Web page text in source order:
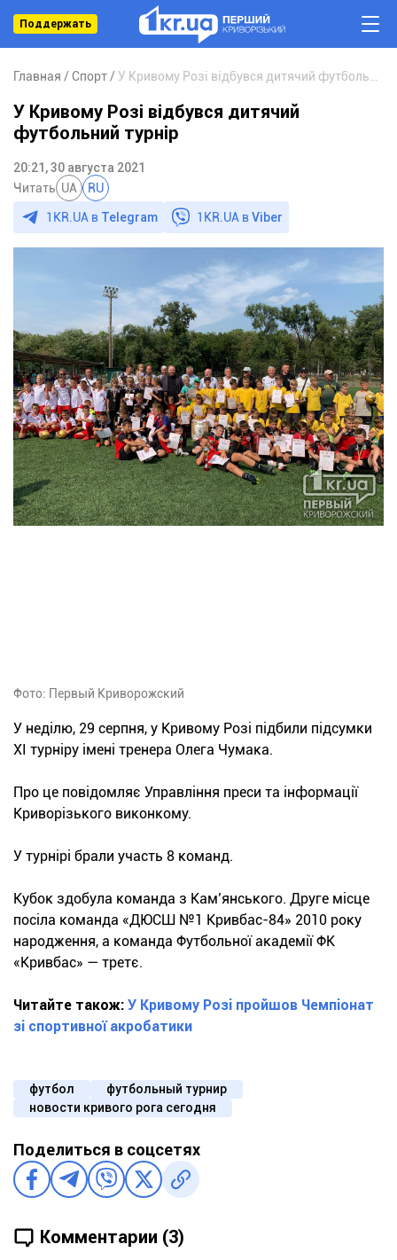
Поддержать
Главная Спорт
У Кривому Розі відбувся дитячий
футбольний турнір
20:21, 30 августа 2021
Читать UA RU
1KR.UA в Telegram 1KR.UA вViber
Фото: Первый Криворожский
У неділю, 29 серпня, у Кривому Розі підбили підсумки
XI турніру імені тренера Олега Чумака.
Про це повідомляє Управління преси та інформації
Криворізького виконкому.
У турнірі брали участь 8 команд.
Кубок здобула команда з Кам’янського. Друге місце
посіла команда «ДЮСШ №1 Кривбас-84» 2010 року
народження, а команда Футбольної академії ФК
«Кривбас» — третє.
Читайте також: У Кривому Розі пройшов Чемпіонат
зі спортивної акробатики
футбол
футбольный турнир
новости кривого рога сегодня
Поделиться в соцсетях
Комментарии (3)